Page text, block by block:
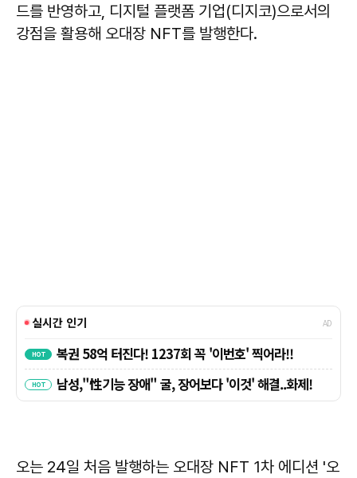
드를 반영하고, 디지털 플랫폼 기업(디지코)으로서의
강점을 활용해 오대장 NFT를 발행한다.
오는 24일 처음 발행하는 오대장 NFT 1차 에디션 '오